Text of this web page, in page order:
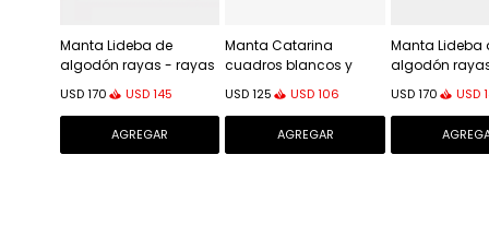
Manta Lideba de
algodón rayas - rayas
amarillo 100 x 170 cm
USD170 USD145
Manta Catarina
cuadros blancos y
grises 125 x 150 cm
USD 125 USD 106
Manta Lideba
algodón
verde 100 x
USD170 USD